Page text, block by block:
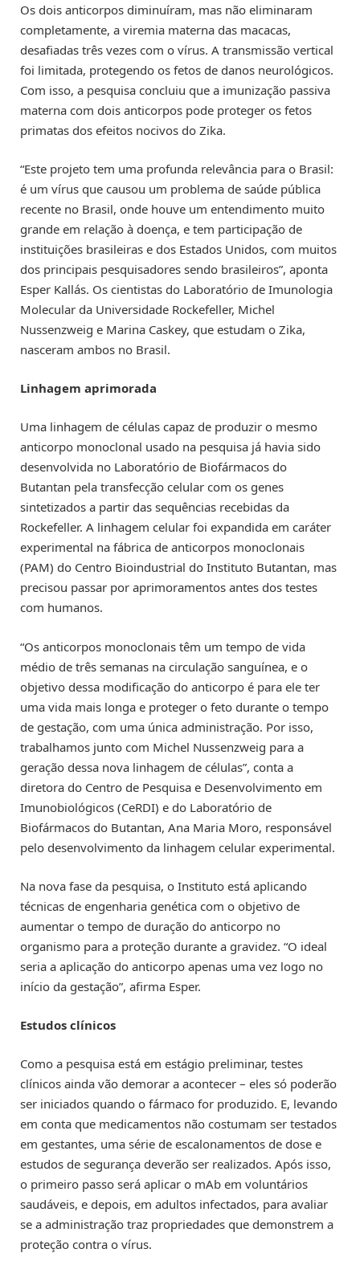
Os dois anticorpos diminuíram, mas não eliminaram
completamente, a viremia materna das macacas,
desafiadas três vezes com o vírus. A transmissão vertical
foi limitada, protegendo os fetos de danos neurológicos.
Com isso, a pesquisa concluiu que a imunização passiva
materna com dois anticorpos pode proteger os fetos
primatas dos efeitos nocivos do Zika.
“Este projeto tem uma profunda relevância para o Brasil:
é um vírus que causou um problema de saúde pública
recente no Brasil, onde houve um entendimento muito
grande em relação à doença, e tem participação de
instituições brasileiras e dos Estados Unidos, com muitos
dos principais pesquisadores sendo brasileiros”, aponta
Esper Kallás. Os cientistas do Laboratório de Imunologia
Molecular da Universidade Rockefeller, Michel
Nussenzweig e Marina Caskey, que estudam o Zika,
nasceram ambos no Brasil.
Linhagem aprimorada
Uma linhagem de células capaz de produzir o mesmo
anticorpo monoclonal usado na pesquisa já havia sido
desenvolvida no Laboratório de Biofármacos do
Butantan pela transfecção celular com os genes
sintetizados a partir das sequências recebidas da
Rockefeller. A linhagem celular foi expandida em caráter
experimental na fábrica de anticorpos monoclonais
(PAM) do Centro Bioindustrial do Instituto Butantan, mas
precisou passar por aprimoramentos antes dos testes
com humanos.
“Os anticorpos monoclonais têm um tempo de vida
médio de três semanas na circulação sanguínea, e o
objetivo dessa modificação do anticorpo é para ele ter
uma vida mais longa e proteger o feto durante o tempo
de gestação, com uma única administração. Por isso,
trabalhamos junto com Michel Nussenzweig para a
geração dessa nova linhagem de células”, conta a
diretora do Centro de Pesquisa e Desenvolvimento em
Imunobiológicos (CeRDI) e do Laboratório de
Biofármacos do Butantan, Ana Maria Moro, responsável
pelo desenvolvimento da linhagem celular experimental.
Na nova fase da pesquisa, o Instituto está aplicando
técnicas de engenharia genética com o objetivo de
aumentar o tempo de duração do anticorpo no
organismo para a proteção durante a gravidez. “O ideal
seria a aplicação do anticorpo apenas uma vez logo no
início da gestação”, afirma Esper.
Estudos clínicos
Como a pesquisa está em estágio preliminar, testes
clínicos ainda vão demorar a acontecer – eles só poderão
ser iniciados quando o fármaco for produzido. E, levando
em conta que medicamentos não costumam ser testados
em gestantes, uma série de escalonamentos de dose e
estudos de segurança deverão ser realizados. Após isso,
o primeiro passo será aplicar o mAb em voluntários
saudáveis, e depois, em adultos infectados, para avaliar
se a administração traz propriedades que demonstrem a
proteção contra o vírus.